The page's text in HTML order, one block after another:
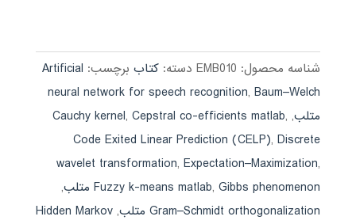
شناسه محصول: EMB010 دسته: کتاب برچسب: Artificial
neural network for speech recognition,Baum–Welch
متلب,
Cauchy kernel,Cepstral co-efficients matlab,
Code Exited Linear Prediction (CELP),Discrete
wavelet transformation,Expectation–Maximization,
Fuzzy k-means matlab,Gibbs phenomenon متلب
,
Gram–Schmidt orthogonalization متلب
,
Hidden Markov